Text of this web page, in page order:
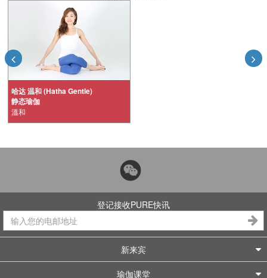
哈达 温和 (Hatha Gentle)
静态瑜伽
溫和
登记接收PURE快讯
新来宾
瑜伽课堂